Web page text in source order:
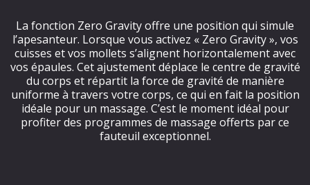
La fonction Zero Gravity offre une position qui simule
l’apesanteur. Lorsque vous activez « Zero Gravity », vos
cuisses et vos mollets s’alignent horizontalement avec
vos épaules. Cet ajustement déplace le centre de gravité
du corps et répartit la force de gravité de manière
uniforme à travers votre corps, ce qui en fait la position
idéale pour un massage. C’est le moment idéal pour
profiter des programmes de massage offerts par ce
fauteuil exceptionnel.